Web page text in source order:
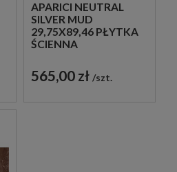
APARICI NEUTRAL
SILVER MUD
29,75X89,46 PŁYTKA
ŚCIENNA
565,00 zł szt.